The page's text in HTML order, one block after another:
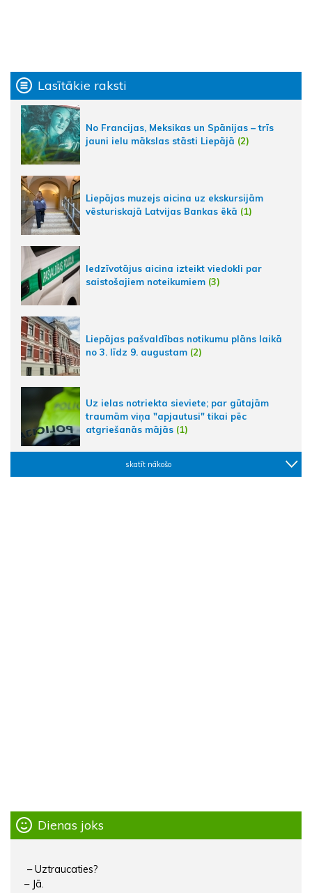
Lasītākie raksti
No Francijas, Meksikas un Spānijas – trīs
jauni ielu mākslas stāsti Liepājā (2)
Liepājas muzejs aicina uz ekskursijām
vēsturiskajā Latvijas Bankas ēkā (1)
Iedzīvotājus aicina izteikt viedokli par
saistošajiem noteikumiem (3)
Liepājas pašvaldības notikumu plāns laikā
no 3. līdz 9. augustam (2)
Uz ielas notriekta sieviete; par gūtajām
traumām viņa "apjautusi" tikai pēc
atgriešanās mājās (1)
skatīt nākošo
Dienas joks
– Uztraucaties?
– Jā.